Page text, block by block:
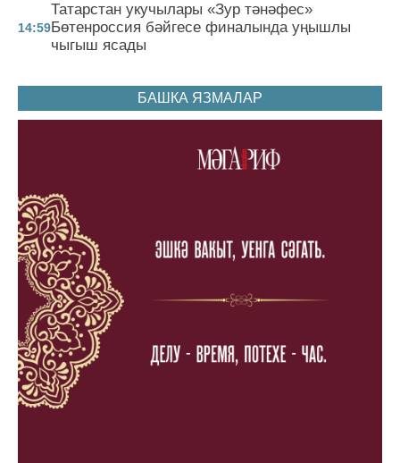
14:59
Татарстан укучылары «Зур тәнәфес»
Бөтенроссия бәйгесе финалында уңышлы
чыгыш ясады
БАШКА ЯЗМАЛАР